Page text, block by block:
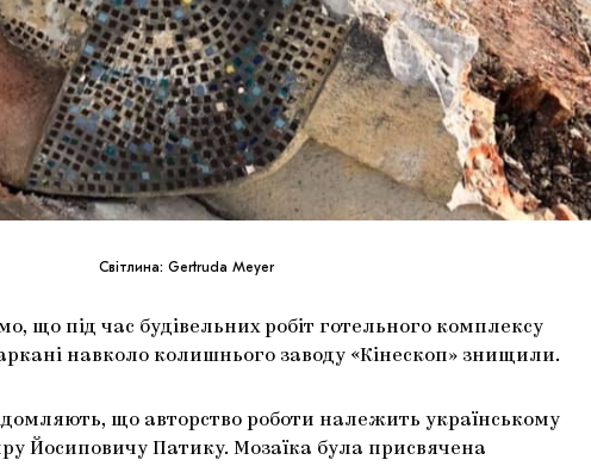
Світлина: Gertruda Meyer
що під час будівельних робіт готельного комплексу
навколо колишнього заводу «Кінескоп» знищили.
що авторство роботи належить українському
Йосиповичу Патику. Мозаїка була присвячена